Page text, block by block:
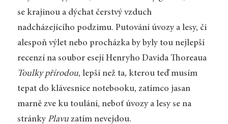
se krajinou a dýchat čerstvý vzduch
nadcházejícího podzimu. Putování úvozy a lesy, či
alespoň výlet nebo procházka by byly tou nejlepší
recenzí na soubor esejí Henryho Davida Thoreaua
Toulky přírodou, lepší než ta, kterou teď musím
tepat do klávesnice notebooku, zatímco jasan
marně zve ku toulání, neboť úvozy a lesy se na
stránky Plavuzatím nevejdou.